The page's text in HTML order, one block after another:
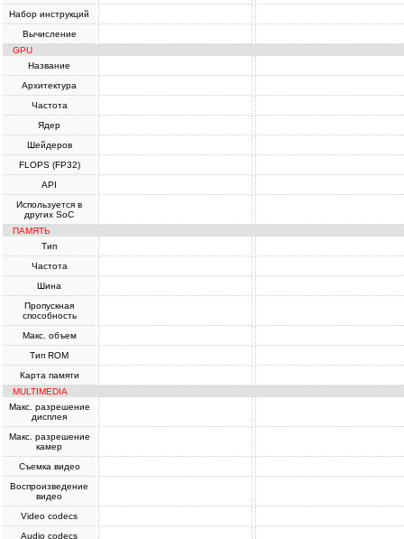
Набор инструкций
Вычисление
GPU
Название
Архитектура
Частота
Ядер
Шейдеров
FLOPS (FP32)
API
Используется в
других SoC
ПАМЯТЬ
Тип
Частота
Шина
Пропускная
способность
Макс. объем
Тип ROM
Карта памяти
MULTIMEDIA
Макс. разрешение
дисплея
Макс. разрешение
камер
Съемка видео
Воспроизведение
видео
Video codecs
Audio codecs